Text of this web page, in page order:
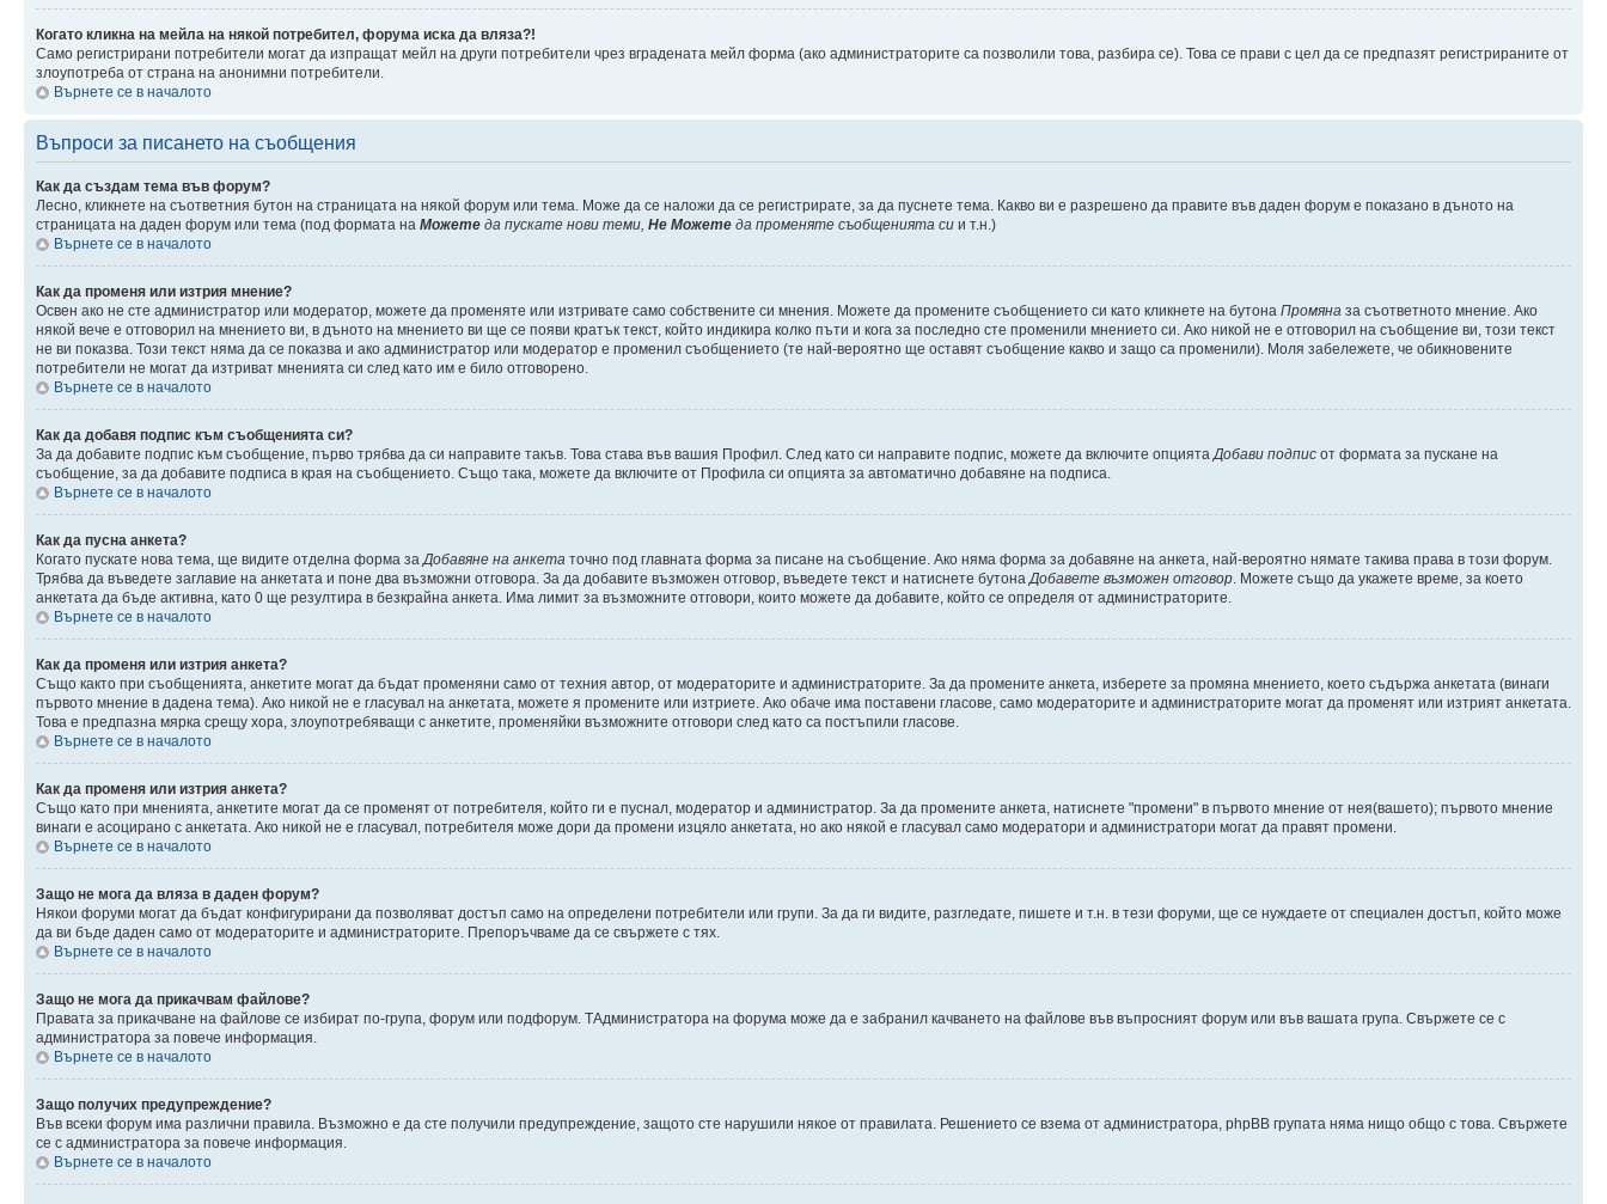
Когато кликна на мейла на някой потребител, форума иска да вляза?!
Само регистрирани потребители могат да изпращат мейл на други потребители чрез вградената мейл форма (ако администраторите са позволили това, разбира се). Това се прави с цел да се предпазят регистрираните от
злоупотреба от страна на анонимни потребители.
Върнете се в началото
Въпроси за писането на съобщения
Как да създам тема във форум?
Лесно, кликнете на съответния бутон на страницата на някой форум или тема. Може да се наложи да се регистрирате, за да пуснете тема. Какво ви е разрешено да правите във даден форум е показано в дъното на
страницата на даден форум или тема (под формата на Можете да пускате нови теми, Не Можете да променяте съобщенията си и т.н.)
Върнете се в началото
Как да променя или изтрия мнение?
Освен ако не сте администратор или модератор, можете да променяте или изтривате само собствените си мнения. Можете да промените съобщението си като кликнете на бутона Промяна за съответното мнение. Ако
някой вече е отговорил на мнението ви, в дъното на мнението ви ще се появи кратък текст, който индикира колко пъти и кога за последно сте променили мнението си. Ако никой не е отговорил на съобщение ви, този текст
не ви показва. Този текст няма да се показва и ако администратор или модератор е променил съобщението (те най-вероятно ще оставят съобщение какво и защо са променили). Моля забележете, че обикновените
потребители не могат да изтриват мненията си след като им е било отговорено.
Върнете се в началото
Как да добавя подпис към съобщенията си?
За да добавите подпис към съобщение, първо трябва да си направите такъв. Това става във вашия Профил. След като си направите подпис, можете да включите опцията Добави подпис от формата за пускане на
съобщение, за да добавите подписа в края на съобщението. Също така, можете да включите от Профила си опцията за автоматично добавяне на подписа.
Върнете се в началото
Как да пусна анкета?
Когато пускате нова тема, ще видите отделна форма за Добавяне на анкета точно под главната форма за писане на съобщение. Ако няма форма за добавяне на анкета, най-вероятно нямате такива права в този форум.
Трябва да въведете заглавие на анкетата и поне два възможни отговора. За да добавите възможен отговор, въведете текст и натиснете бутона Добавете възможен отговор . Можете също да укажете време, за което
анкетата да бъде активна, като 0 ще резултира в безкрайна анкета. Има лимит за възможните отговори, които можете да добавите, който се определя от администраторите.
Върнете се в началото
Как да променя или изтрия анкета?
Също както при съобщенията, анкетите могат да бъдат променяни само от техния автор, от модераторите и администраторите. За да промените анкета, изберете за промяна мнението, което съдържа анкетата (винаги
първото мнение в дадена тема). Ако никой не е гласувал на анкетата, можете я промените или изтриете. Ако обаче има поставени гласове, само модераторите и администраторите могат да променят или изтрият анкетата.
Това е предпазна мярка срещу хора, злоупотребяващи с анкетите, променяйки възможните отговори след като са постъпили гласове.
Върнете се в началото
Как да променя или изтрия анкета?
Също като при мненията, анкетите могат да се променят от потребителя, който ги е пуснал, модератор и администратор. За да промените анкета, натиснете "промени" в първото мнение от нея(вашето); първото мнение
винаги е асоцирано с анкетата. Ако никой не е гласувал, потребителя може дори да промени изцяло анкетата, но ако някой е гласувал само модератори и администратори могат да правят промени.
Върнете се в началото
Защо не мога да вляза в даден форум?
Някои форуми могат да бъдат конфигурирани да позволяват достъп само на определени потребители или групи. За да ги видите, разгледате, пишете и т.н. в тези форуми, ще се нуждаете от специален достъп, който може
да ви бъде даден само от модераторите и администраторите. Препоръчваме да се свържете с тях.
Върнете се в началото
Защо не мога да прикачвам файлове?
Правата за прикачване на файлове се избират по-група, форум или подфорум. TАдминистратора на форума може да е забранил качването на файлове във въпросният форум или във вашата група. Свържете се с
администратора за повече информация.
Върнете се в началото
Защо получих предупреждение?
Във всеки форум има различни правила. Възможно е да сте получили предупреждение, защото сте нарушили някое от правилата. Решението се взема от администратора, phpBB групата няма нищо общо с това. Свържете
се с администратора за повече информация.
Върнете се в началото